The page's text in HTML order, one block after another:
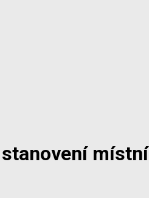
stanovení místní